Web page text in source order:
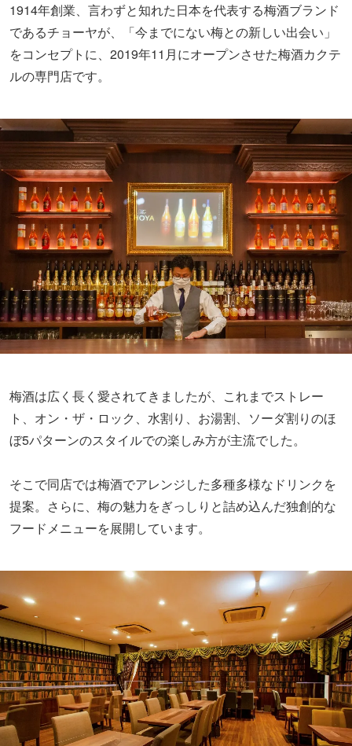
1914年創業、言わずと知れた日本を代表する梅酒ブランド
であるチョーヤが、「今までにない梅との新しい出会い」
をコンセプトに、2019年11月にオープンさせた梅酒カクテ
ルの専門店です。
梅酒は広く長く愛されてきましたが、これまでストレー
ト、オン・ザ・ロック、水割り、お湯割、ソーダ割りのほ
ぼ5パターンのスタイルでの楽しみ方が主流でした。
そこで同店では梅酒でアレンジした多種多様なドリンクを
提案。さらに、梅の魅力をぎっしりと詰め込んだ独創的な
フードメニューを展開しています。